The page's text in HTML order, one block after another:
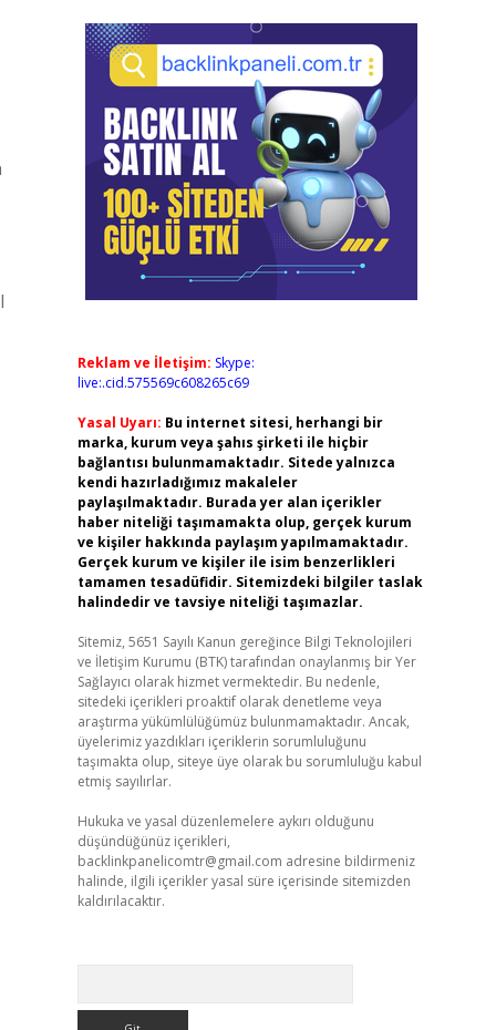
Reklam ve İletişim: Skype:
live:.cid.575569c608265c69
Yasal Uyarı: Bu internet sitesi, herhangi bir
marka, kurum veya şahıs şirketi ile hiçbir
bağlantısı bulunmamaktadır. Sitede yalnızca
kendi hazırladığımız makaleler
paylaşılmaktadır. Burada yer alan içerikler
haber niteliği taşımamakta olup, gerçek kurum
ve kişiler hakkında paylaşım yapılmamaktadır.
Gerçek kurum ve kişiler ile isim benzerlikleri
tamamen tesadüfidir. Sitemizdeki bilgiler taslak
halindedir ve tavsiye niteliği taşımazlar.
Sitemiz, 5651 Sayılı Kanun gereğince Bilgi Teknolojileri
ve İletişim Kurumu (BTK) tarafından onaylanmış bir Yer
Sağlayıcı olarak hizmet vermektedir. Bu nedenle,
sitedeki içerikleri proaktif olarak denetleme veya
araştırma yükümlülüğümüz bulunmamaktadır. Ancak,
üyelerimiz yazdıkları içeriklerin sorumluluğunu
taşımakta olup, siteye üye olarak bu sorumluluğu kabul
etmiş sayılırlar.
Hukuka ve yasal düzenlemelere aykırı olduğunu
düşündüğünüz içerikleri,
backlinkpanelicomtr@gmail.com adresine bildirmeniz
halinde, ilgili içerikler yasal süre içerisinde sitemizden
kaldırılacaktır.